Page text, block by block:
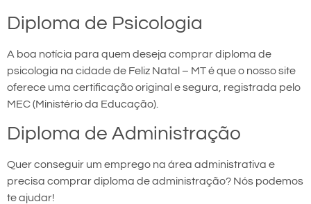
Diploma de Psicologia
A boa notícia para quem deseja comprar diploma de
psicologia na cidade de Feliz Natal – MT é que o nosso site
oferece uma certificação original e segura, registrada pelo
MEC (Ministério da Educação).
Diploma de Administração
Quer conseguir um emprego na área administrativa e
precisa comprar diploma de administração? Nós podemos
te ajudar!